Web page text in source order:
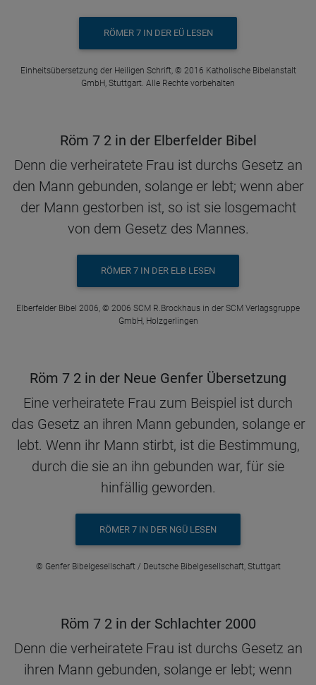
RÖMER 7 IN DER EÜ LESEN
Einheitsübersetzung der Heiligen Schrift, © 2016 Katholische Bibelanstalt
GmbH, Stuttgart. Alle Rechte vorbehalten
Röm 7 2 in der Elberfelder Bibel
Denn die verheiratete Frau ist durchs Gesetz an
den Mann gebunden, solange er lebt; wenn aber
der Mann gestorben ist, so ist sie losgemacht
von dem Gesetz des Mannes.
RÖMER 7 IN DER ELB LESEN
Elberfelder Bibel 2006, © 2006 SCM R.Brockhaus in der SCM Verlagsgruppe
GmbH, Holzgerlingen
Röm 7 2 in der Neue Genfer Übersetzung
Eine verheiratete Frau zum Beispiel ist durch
das Gesetz an ihren Mann gebunden, solange er
lebt. Wenn ihr Mann stirbt, ist die Bestimmung,
durch die sie an ihn gebunden war, für sie
hinfällig geworden.
RÖMER 7 IN DER NGÜ LESEN
© Genfer Bibelgesellschaft / Deutsche Bibelgesellschaft, Stuttgart
Röm 7 2 in der Schlachter 2000
Denn die verheiratete Frau ist durchs Gesetz an
ihren Mann gebunden, solange er lebt; wenn